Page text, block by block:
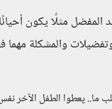
المفضل مثلًا يكون
والمشكلة مهما
ما.. يعطوا الطفل الآخر